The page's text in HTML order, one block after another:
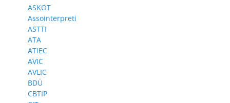
ASKOT
Assointerpreti
ASTTI
ATA
ATIEC
AVIC
AVLIC
BDÜ
CBTIP